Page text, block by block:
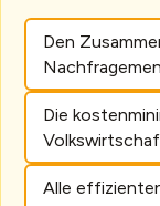
Den
Die
Alle